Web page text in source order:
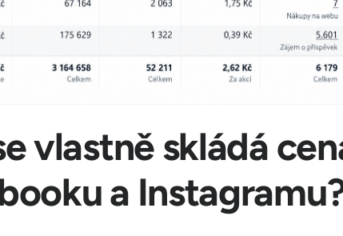
vlastně skládá
a